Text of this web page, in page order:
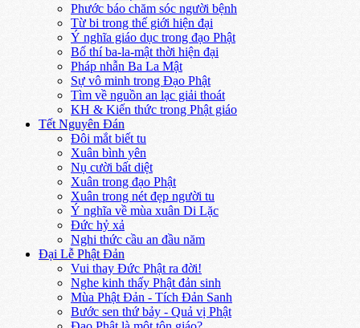
Phước báo chăm sóc người bệnh
Từ bi trong thế giới hiện đại
Ý nghĩa giáo dục trong đạo Phật
Bố thí ba-la-mật thời hiện đại
Pháp nhẫn Ba La Mật
Sự vô minh trong Đạo Phật
Tìm về nguồn an lạc giải thoát
KH & Kiến thức trong Phật giáo
Tết Nguyên Đán
Đôi mắt biết tu
Xuân bình yên
Nụ cười bất diệt
Xuân trong đạo Phật
Xuân trong nét đẹp người tu
Ý nghĩa về mùa xuân Di Lặc
Đức hỷ xả
Nghi thức cầu an đầu năm
Đại Lễ Phật Đản
Vui thay Đức Phật ra đời!
Nghe kinh thấy Phật đản sinh
Mùa Phật Đản - Tích Đản Sanh
Bước sen thứ bảy - Quả vị Phật